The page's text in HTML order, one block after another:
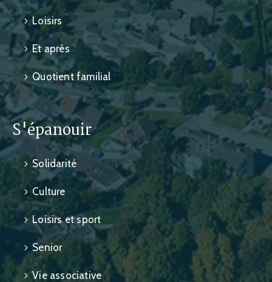
Loisirs
Et après
Quotient familial
S'épanouir
Solidarité
Culture
Loisirs et sport
Senior
Vie associative